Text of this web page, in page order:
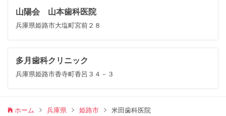
山陽会 山本歯科医院
兵庫県姫路市大塩町宮前２８
多月歯科クリニック
兵庫県姫路市香寺町香呂３４－３
ホーム 兵庫県 姫路市 米田歯科医院